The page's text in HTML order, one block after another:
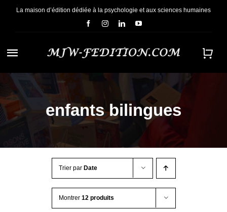
PasserLa maison d’édition dédiée à la psychologie et aux sciences humaines
Navigation
à
bascule
ACCUEIL
NOUS CONNAÎTRE
enfants bilingues
Trier par Date
Montrer 12 produits